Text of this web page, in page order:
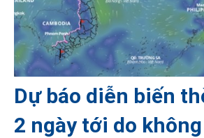
Dự báo diễn biến
2 ngày tới do